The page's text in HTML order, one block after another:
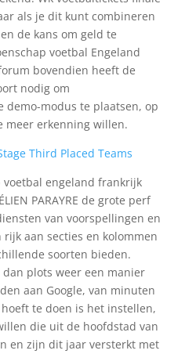
als je dit kunt combineren
de kans om geld te
voetbal Engeland
bovendien heeft de
nodig om
demo-modus te plaatsen, op
meer erkenning willen.
Third Placed Teams
engeland frankrijk
PARAYRE de grote perf
van voorspellingen en
aan secties en kolommen
soorten bieden.
plots weer een manier
aan Google, van minuten
te doen is het instellen,
die uit de hoofdstad van
en zijn dit jaar versterkt met